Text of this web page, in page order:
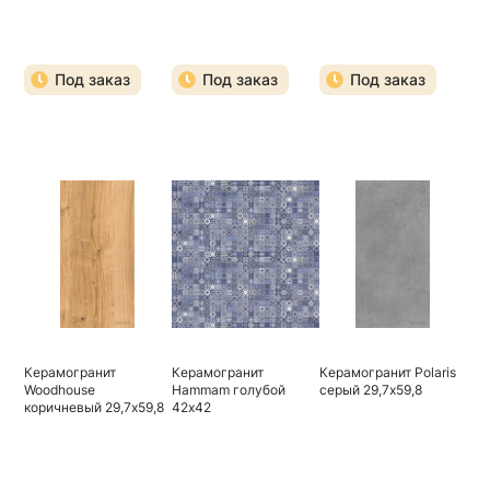
Под заказ Под заказ Под заказ
Керамогранит
Woodhouse
коричневый 29,7х59,8
Керамогранит
Hammam голубой
42х42
Керамогранит Polaris
серый 29,7х59,8